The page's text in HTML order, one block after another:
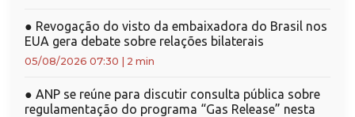
● Revogação do visto da embaixadora do Brasil nos
EUA gera debate sobre relações bilaterais
05/08/2026 07:30 2 min
● ANP se reúne para discutir consulta pública sobre
regulamentação do programa “Gas Release” nesta